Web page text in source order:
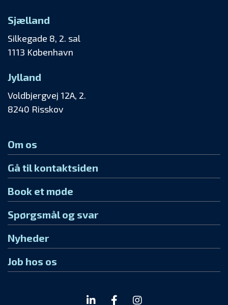
Sjælland
Silkegade 8, 2. sal
1113 København
Jylland
Voldbjergvej 12A, 2.
8240 Risskov
Om os
Gå til kontaktsiden
Book et møde
Spørgsmål og svar
Nyheder
Job hos os